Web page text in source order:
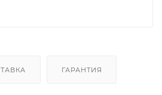
ГАРАНТИЯ